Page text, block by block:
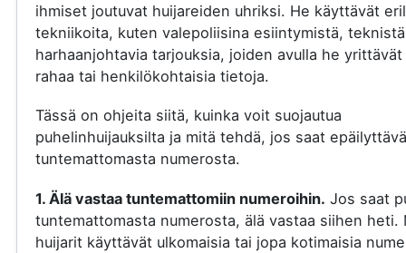
ihmiset joutuvat huijareiden uhriksi. He käyttävät
tekniikoita, kuten valepoliisina esiintymistä,
harhaanjohtavia tarjouksia, joiden avulla he yrittävät
rahaa tai henkilökohtaisia tietoja.
Tässä on ohjeita siitä, kuinka voit suojautua
puhelinhuijauksilta ja mitä tehdä, jos saat
tuntemattomasta numerosta.
1. Älä vastaa tuntemattomiin numeroihin. Jos saat
tuntemattomasta numerosta, älä vastaa siihen heti.
huijarit käyttävät ulkomaisia tai jopa kotimaisia